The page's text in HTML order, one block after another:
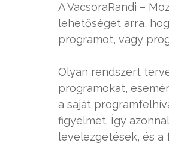
A VacsoraRandi –
lehetőséget arra,
programot, vagy
Olyan rendszert
programokat,
a saját
figyelmet. Így
levelezgetések, és a